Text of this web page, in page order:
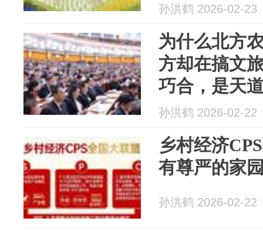
孙洪鹤 2026-02-23
为什么北方
方却在搞文
巧合，是天
孙洪鹤 2026-02-22
乡村经济
有尊严的家
孙洪鹤 2026-02-22